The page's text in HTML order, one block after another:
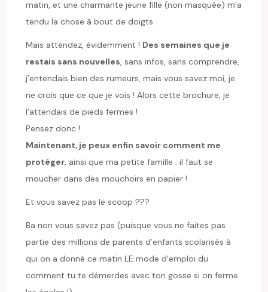
matin, et une charmante jeune fille (non masquée) m’a
tendu la chose à bout de doigts.
Mais attendez, évidemment ! Des semaines que je
restais sans nouvelles, sans infos, sans comprendre,
j’entendais bien des rumeurs, mais vous savez moi, je
ne crois que ce que je vois ! Alors cette brochure, je
l’attendais de pieds fermes !
Pensez donc !
Maintenant, je peux enfin savoir comment me
protéger, ainsi que ma petite famille : il faut se
moucher dans des mouchoirs en papier !
Et vous savez pas le scoop ???
Ba non vous savez pas (puisque vous ne faites pas
partie des millions de parents d’enfants scolarisés à
qui on a donné ce matin LE mode d’emploi du
comment tu te démerdes avec ton gosse si on ferme